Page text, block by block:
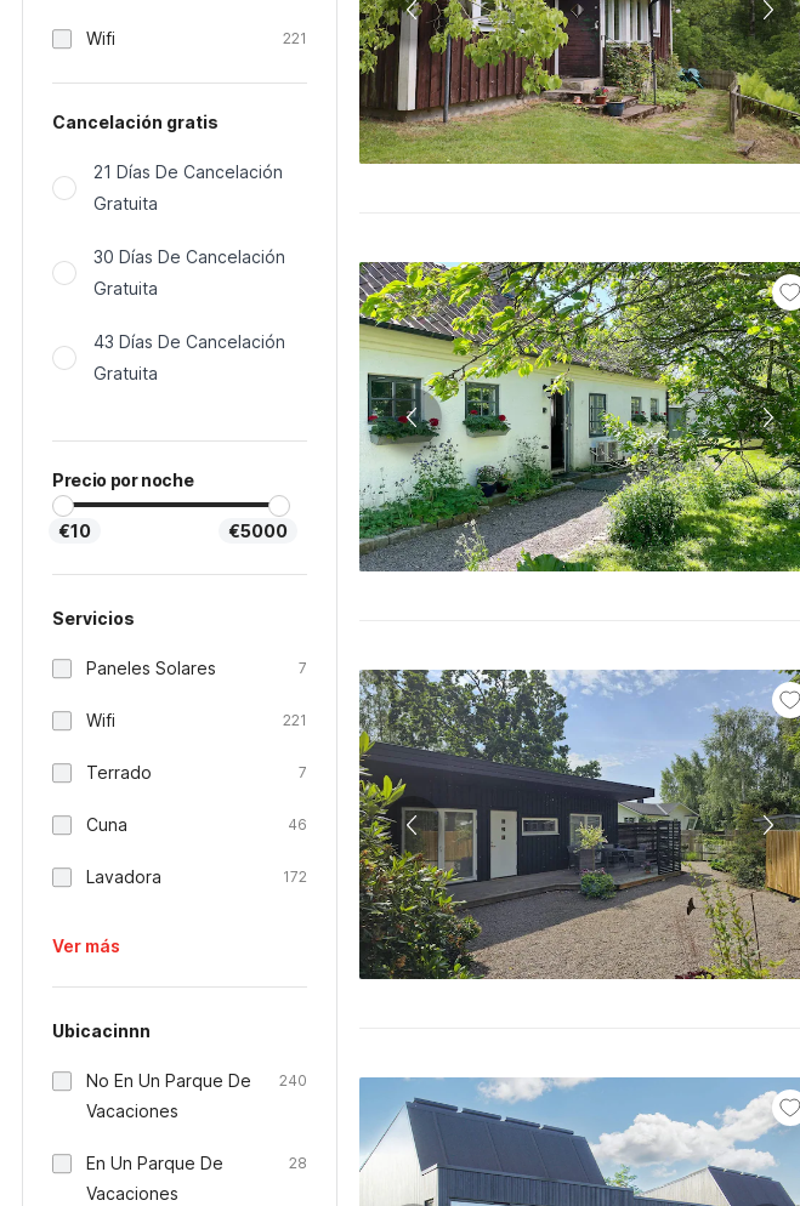
Wifi 221
Cancelación gratis
21 Días De Cancelación
Gratuita
30 Días De Cancelación
Gratuita
43 Días De Cancelación
Gratuita
Precio por noche
€10 €5000
Servicios
Paneles Solares 7
Wifi 221
Terrado 7
Cuna 46
Lavadora 172
Ver más
Ubicacinnn
No En Un Parque De
Vacaciones
240
En Un Parque De
Vacaciones
28